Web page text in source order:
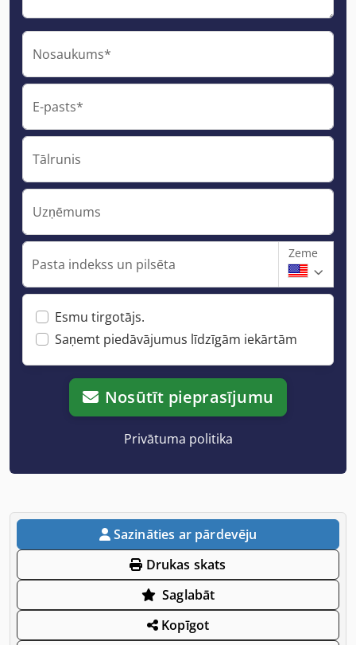
Nosaukums*
E-pasts*
Tālrunis
Uzņēmums
Pasta indekss un pilsēta
Zeme
Esmu tirgotājs.
Saņemt piedāvājumus līdzīgām iekārtām
Nosūtīt pieprasījumu
Privātuma politika
Sazināties ar pārdevēju
Drukas skats
Saglabāt
Kopīgot